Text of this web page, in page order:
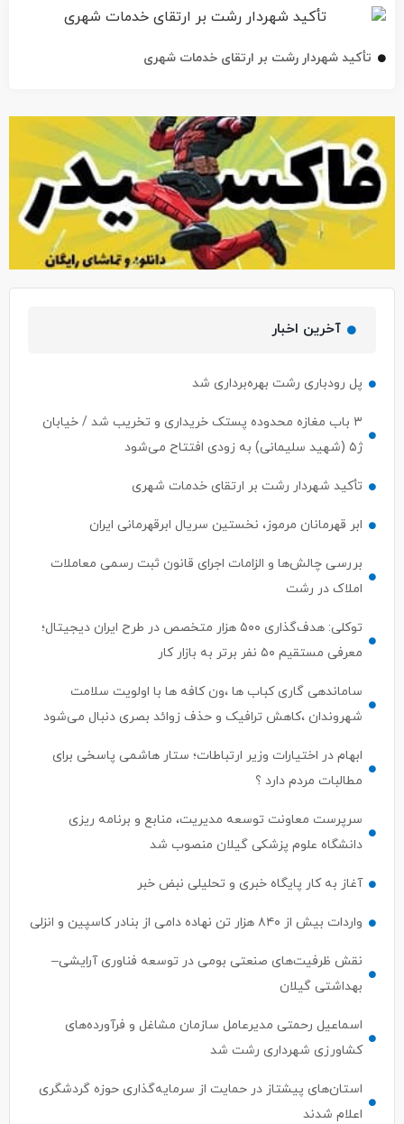
تأکید شهردار رشت بر ارتقای خدمات شهری
آخرین اخبار
پل رودباری رشت بهره‌برداری شد
۳ باب مغازه محدوده پستک خریداری و تخریب شد / خیابان
ژ۵ (شهید سلیمانی) به زودی افتتاح می‌شود
تأکید شهردار رشت بر ارتقای خدمات شهری
ابر قهرمانان مرموز، نخستین سریال ابرقهرمانی ایران
بررسی چالش‌ها و الزامات اجرای قانون ثبت رسمی معاملات
املاک در رشت
توکلی: هدف‌گذاری ۵۰۰ هزار متخصص در طرح ایران دیجیتال؛
معرفی مستقیم ۵۰ نفر برتر به بازار کار
ساماندهی گاری کباب ها ،ون کافه ها با اولویت سلامت
شهروندان ،کاهش ترافیک و حذف زوائد بصری دنبال می‌شود
ابهام در اختیارات وزیر ارتباطات؛ ستار هاشمی پاسخی برای
مطالبات مردم دارد ؟
سرپرست معاونت توسعه مدیریت، منابع و برنامه ریزی
دانشگاه علوم پزشکی گیلان منصوب شد
آغاز به کار پایگاه خبری و تحلیلی نبض خبر
واردات بیش از ۸۴۰ هزار تن نهاده دامی از بنادر كاسپین و انزلی
نقش ظرفیت‌های صنعتی بومی در توسعه فناوری آرایشی–
بهداشتی گیلان
اسماعیل رحمتی مدیرعامل سازمان مشاغل و فرآورده‌های
کشاورزی شهرداری رشت شد
استان‌های پیشتاز در حمایت از سرمایه‌گذاری حوزه گردشگری
اعلام شدند